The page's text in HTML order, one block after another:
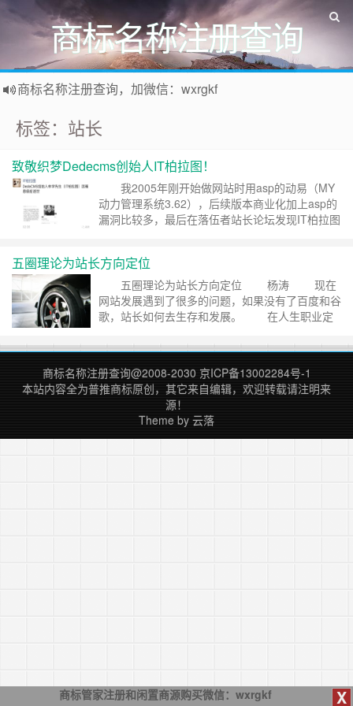
商标名称注册查询
商标名称注册查询，加微信：wxrgkf
标签：站长
致敬织梦Dedecms创始人IT柏拉图！
我2005年刚开始做网站时用asp的动易（MY
动力管理系统3.62），后续版本商业化加上asp的
漏洞比较多，最后在落伍者站长论坛发现IT柏拉图
生涯也是从织梦开始，因做网站认识了许多网友，
来到北京从事过网站培训及运营方面的工作，前几
年回家乡做加盟……继续阅读 »
五圈理论为站长方向定位
五圈理论为站长方向定位 杨涛 现在
网站发展遇到了很多的问题，如果没有了百度和谷
歌，站长如何去生存和发展。 在人生职业定
另外加上两圈，希望和各位站长共同交流。
第一个圈是你喜欢做什么?一个人如果总是在做他
喜欢做的事情，心情想必是非常愉快的。 第
二个圈是你能够做什么?一个人喜欢做力所不……
商标名称注册查询@2008-2030 京ICP备13002284号-1
本站内容全为普推商标原创，其它来自编辑，欢迎转载请注明来
源！
Theme by 云落
X
商标管家注册和闲置商源购买微信：wxrgkf